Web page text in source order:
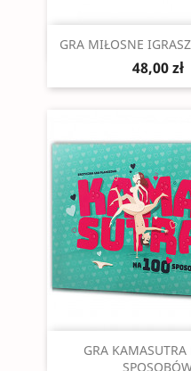
Szybki
GRA MIŁOSNE
48,00 zł
Szybki
GRA